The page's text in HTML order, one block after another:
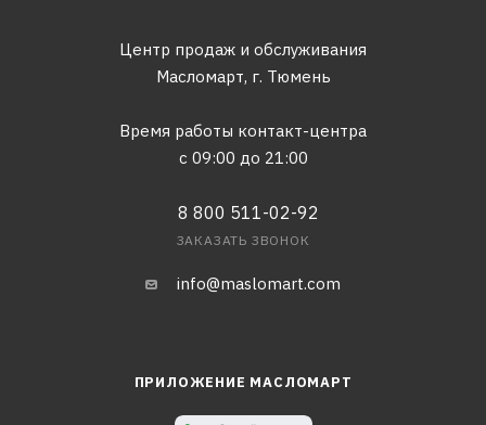
Центр продаж и обслуживания
Масломарт, г. Тюмень
Время работы контакт-центра
с 09:00 до 21:00
8 800 511-02-92
ЗАКАЗАТЬ ЗВОНОК
info@maslomart.com
ПРИЛОЖЕНИЕ МАСЛОМАРТ